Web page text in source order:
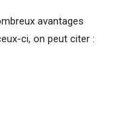
avantages
ci, on peut citer :